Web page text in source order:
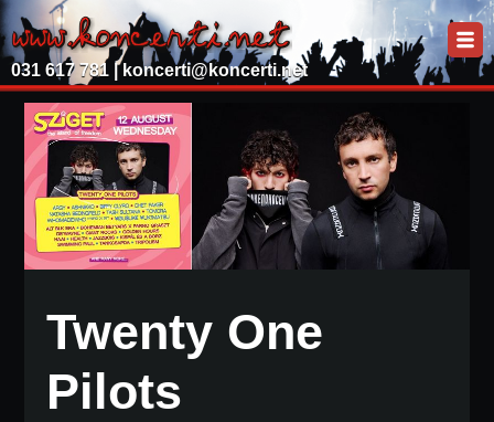
031 617 781 | koncerti@koncerti.net
Twenty One
Pilots